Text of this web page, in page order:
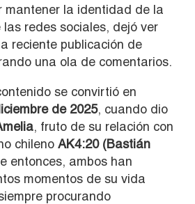
mantener la identidad de la
las redes sociales, dejó ver
reciente publicación de
una ola de comentarios.
se convirtió en
de 2025, cuando dio
, fruto de su relación con
chileno AK4:20 (Bastián
entonces, ambos han
momentos de su vida
procurando